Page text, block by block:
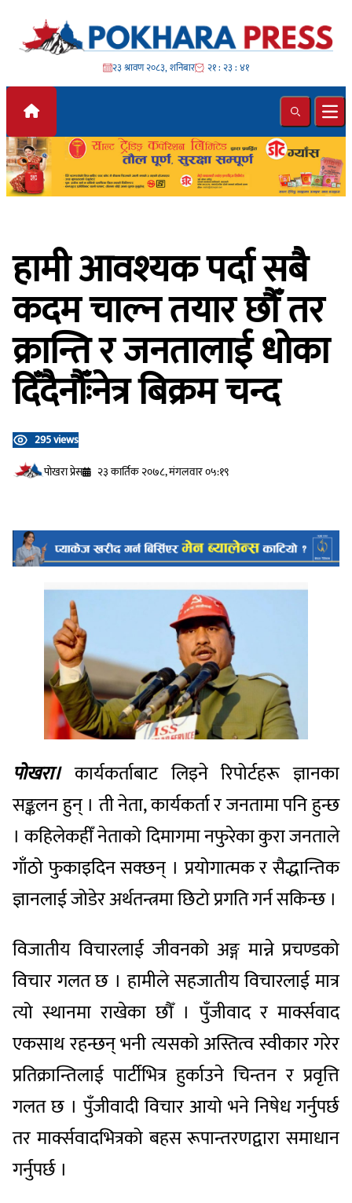
Skip to content
२३ श्रावण २०८३, शनिबार २१ : २३ : ४३
Search
हामी आवश्यक पर्दा सबै
कदम चाल्न तयार छौँ तर
क्रान्ति र जनतालाई धोका
दिँदैनौँःनेत्र बिक्रम चन्द
295 views
प‍ोखरा प्रेस
२३ कार्तिक २०७८, मंगलवार ०५:१९
पोखरा।कार्यकर्ताबाट लिइने रिपोर्टहरू ज्ञानका
सङ्कलन हुन् । ती नेता, कार्यकर्ता र जनतामा पनि हुन्छ
। कहिलेकहीँ नेताको दिमागमा नफुरेका कुरा जनताले
गाँठो फुकाइदिन सक्छन् । प्रयोगात्मक र सैद्धान्तिक
ज्ञानलाई जोडेर अर्थतन्त्रमा छिटो प्रगति गर्न सकिन्छ ।
विजातीय विचारलाई जीवनको अङ्ग मान्ने प्रचण्डको
विचार गलत छ । हामीले सहजातीय विचारलाई मात्र
त्यो स्थानमा राखेका छौँ । पुँजीवाद र मार्क्सवाद
एकसाथ रहन्छन् भनी त्यसको अस्तित्व स्वीकार गरेर
प्रतिक्रान्तिलाई पार्टीभित्र हुर्काउने चिन्तन र प्रवृत्ति
गलत छ । पुँजीवादी विचार आयो भने निषेध गर्नुपर्छ
तर मार्क्सवादभित्रको बहस रूपान्तरणद्वारा समाधान
गर्नुपर्छ ।